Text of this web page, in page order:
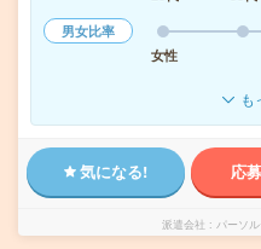
男女比率
女性
も
気になる! 応
派遣会社 パーソ